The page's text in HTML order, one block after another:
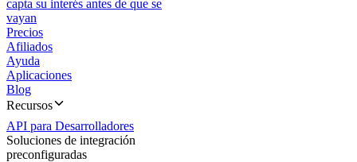
capta su interés antes de que se
vayan
Precios
Afiliados
Ayuda
Aplicaciones
Blog
Recursos
API para Desarrolladores
Soluciones de integración
preconfiguradas